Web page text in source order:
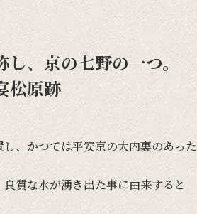
、京の七野の一つ。
松原跡
、 かつては平安京の大内裏のあった
良質な水が湧き出た事に由来すると